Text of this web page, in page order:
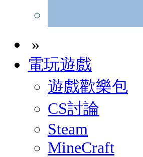
»
電玩遊戲
遊戲歡樂包
CS討論
Steam
MineCraft